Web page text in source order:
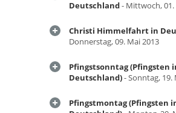
Deutschland- Mittwoch, 01.
Christi Himmelfahrt in
Donnerstag, 09. Mai 2013
Pfingstsonntag (Pfingsten
Deutschland)- Sonntag, 19.
Pfingstmontag (Pfingsten